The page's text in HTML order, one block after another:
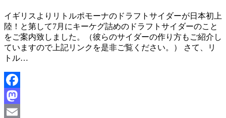
投稿者master
イギリスよりリトルポモーナのドラフトサイダーが日本初上
陸！と第して7月にキーケグ詰めのドラフトサイダーのこと
をご案内致しました。（彼らのサイダーの作り方もご紹介し
ていますので上記リンクを是非ご覧ください。） さて、リ
トル…
Facebook
Mastodon